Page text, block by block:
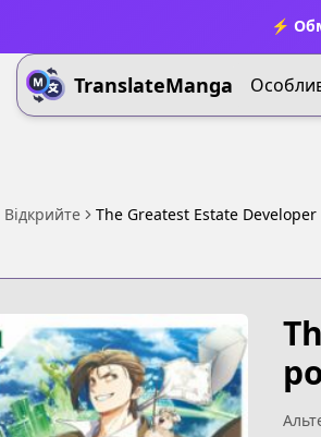
⚡
TranslateManga
Відкрийте The Greatest Estate Developer